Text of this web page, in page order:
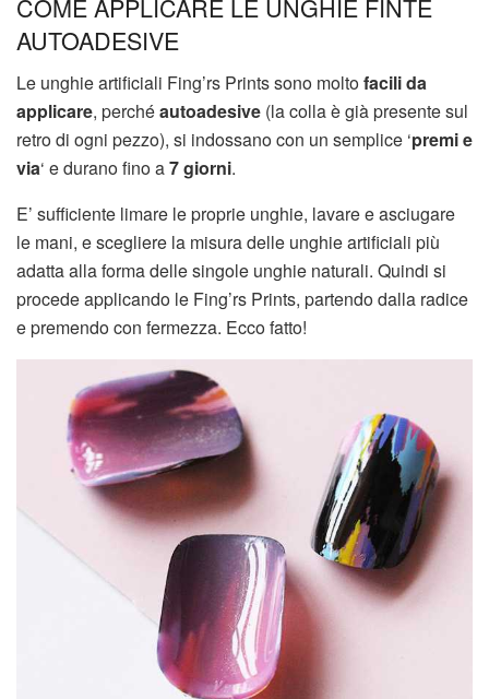
COME APPLICARE LE UNGHIE FINTE
AUTOADESIVE
Le unghie artificiali Fing’rs Prints sono moltofacili da
applicare, perchéautoadesive (la colla è già presente sul
retro di ogni pezzo), si indossano con un semplice ‘premi e
via‘ e durano fino a7 giorni.
E’ sufficiente limare le proprie unghie, lavare e asciugare
le mani, e scegliere la misura delle unghie artificiali più
adatta alla forma delle singole unghie naturali. Quindi si
procede applicando le Fing’rs Prints, partendo dalla radice
e premendo con fermezza. Ecco fatto!